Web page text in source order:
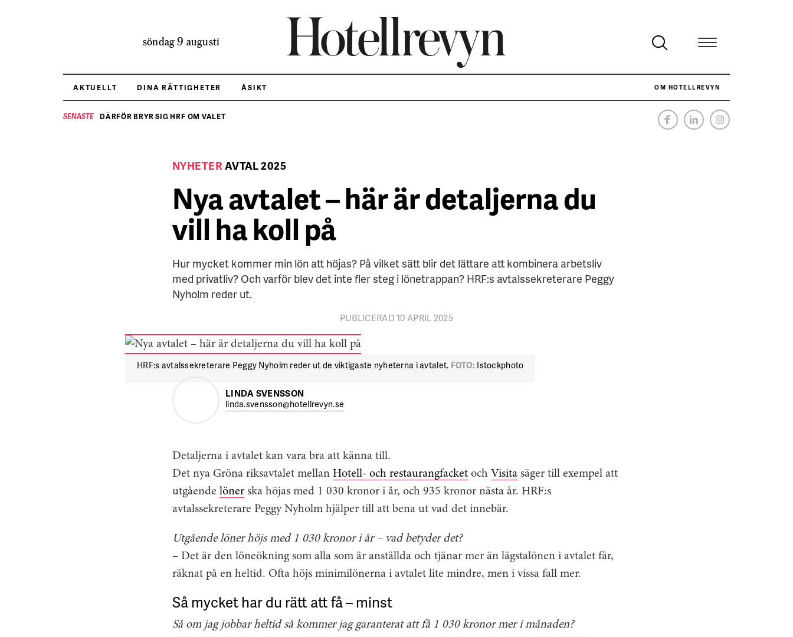
söndag 9 augusti
AKTUELLT DINA RÄTTIGHETER ÅSIKT OM HOTELLREVYN
SENASTE DÄRFÖR BRYR SIG HRF OM VALET SÅ VAR VÅR JOBBSOMMAR
NYHETERAVTAL 2025
Nya avtalet – här är detaljerna du
vill ha koll på
Hur mycket kommer min lön att höjas? På vilket sätt blir det lättare att kombinera arbetsliv
med privatliv? Och varför blev det inte fler steg i lönetrappan? HRF:s avtalssekreterare Peggy
Nyholm reder ut.
PUBLICERAD 10 APRIL 2025
HRF:s avtalssekreterare Peggy Nyholm reder ut de viktigaste nyheterna i avtalet. FOTO: Istockphoto
LINDA SVENSSON
linda.svensson@hotellrevyn.se
Detaljerna i avtalet kan vara bra att känna till.
Det nya Gröna riksavtalet mellan Hotell- och restaurangfacket och Visita säger till exempel att
utgående löner ska höjas med 1 030 kronor i år, och 935 kronor nästa år. HRF:s
avtalssekreterare Peggy Nyholm hjälper till att bena ut vad det innebär.
Utgående löner höjs med 1 030 kronor i år – vad betyder det?
– Det är den löneökning som alla som är anställda och tjänar mer än lägstalönen i avtalet får,
räknat på en heltid. Ofta höjs minimilönerna i avtalet lite mindre, men i vissa fall mer.
Så mycket har du rätt att få – minst
Så om jag jobbar heltid så kommer jag garanterat att få 1 030 kronor mer i månaden?